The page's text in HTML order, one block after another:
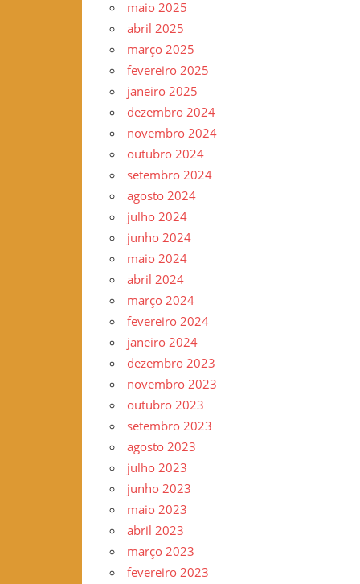
www.gilvander.org.br
www.freigilvander.blogspot.com.br
www.twitter.com/gilvanderluis
facebook:
Gilvander
Moreira
maio 2025
abril 2025
março 2025
fevereiro 2025
janeiro 2025
dezembro 2024
novembro 2024
outubro 2024
setembro 2024
agosto 2024
julho 2024
junho 2024
maio 2024
abril 2024
março 2024
fevereiro 2024
janeiro 2024
dezembro 2023
novembro 2023
outubro 2023
setembro 2023
agosto 2023
julho 2023
junho 2023
maio 2023
abril 2023
março 2023
fevereiro 2023